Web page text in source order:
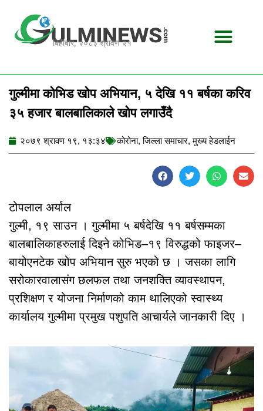
content
बिहीबार, २०८३ श्रावण २१
गुल्मीमा कोभिड खोप अभियान, ५ देखि ११ बर्षका करिव
३५ हजार बालबालिकाले खोप लगाउँदै
२०७९ श्रावण १९, १३:३४ कोरोना,जिल्ला समाचार,मुख्य हेडलाईन
टोपलाल अर्याल
गुल्मी, १९ साउन । गुल्मीमा ५ बर्षदेखि ११ बर्षसम्मका
बालबालिकाहरुलाई दिइने कोभिड–१९ विरुद्धको फाइजर–
बायोएनटेक खोप अभियान सुरु भएको छ । जसका लागि
सरोकारवालासंग छलफल तथा जनशक्ति व्यावस्थापन,
प्रशिक्षण र योजना निर्माणको काम थालिएको स्वास्थ्य
कार्यालय गुल्मीमा प्रमुख पशुपति आचार्यले जानकारी दिए ।